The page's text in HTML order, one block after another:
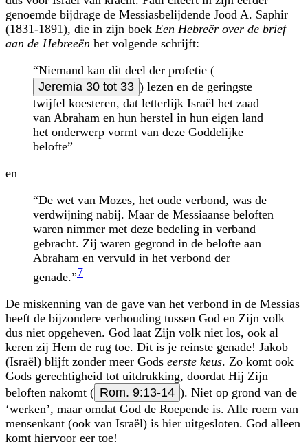
genoemde bijdrage de Messias­belijdende Jood A. Saphir
(1831-1891), die in zijn boek Een Hebreër over de brief
aan de Hebreeën het volgende schrijft:
“Niemand kan dit deel der profetie (
Jeremia 30 tot 33 ) lezen en de geringste
twijfel koesteren, dat letterlijk Israël het zaad
van Abraham en hun herstel in hun eigen land
het onderwerp vormt van deze Goddelijke
belofte”
en
“De wet van Mozes, het oude verbond, was de
verdwijning nabij. Maar de Messiaanse beloften
waren nimmer met deze bedeling in verband
gebracht. Zij waren gegrond in de belofte aan
Abraham en vervuld in het verbond der
genade.”7
De miskenning van de gave van het verbond in de Messias
heeft de bijzondere verhouding tussen God en Zijn volk
dus niet opgeheven. God laat Zijn volk niet los, ook al
keren zij Hem de rug toe. Dit is je reinste genade! Jakob
(Israël) blijft zonder meer Gods eerste keus. Zo komt ook
Gods gerechtigheid tot uitdrukking, doordat Hij Zijn
beloften nakomt ( Rom. 9:13-14 ). Niet op grond van de
‘werken’, maar omdat God de Roepende is. Alle roem van
mensenkant (ook van Israël) is hier uitgesloten. God alleen
komt hiervoor eer toe!